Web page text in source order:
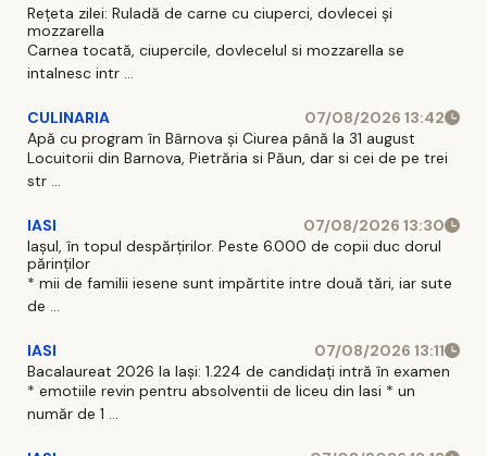
Rețeta zilei: Ruladă de carne cu ciuperci, dovlecei și
mozzarella
Carnea tocată, ciupercile, dovlecelul si mozzarella se
intalnesc intr ...
CULINARIA
07/08/2026 13:42
Apă cu program în Bârnova și Ciurea până la 31 august
Locuitorii din Barnova, Pietrăria si Păun, dar si cei de pe trei
str ...
IASI
07/08/2026 13:30
Iașul, în topul despărțirilor. Peste 6.000 de copii duc dorul
părinților
* mii de familii iesene sunt impărtite intre două tări, iar sute
de ...
IASI
07/08/2026 13:11
Bacalaureat 2026 la Iași: 1.224 de candidați intră în examen
* emotiile revin pentru absolventii de liceu din Iasi * un
număr de 1 ...